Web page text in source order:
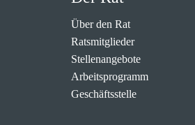
Über den Rat
Ratsmitglieder
Stellenangebote
Arbeitsprogramm
Geschäftsstelle